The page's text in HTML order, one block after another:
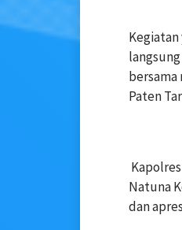
Paten
Natuna
dan